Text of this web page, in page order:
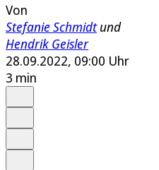
Von
Stefanie Schmidtund
Hendrik Geisler
28.09.2022, 09:00 Uhr
3 min